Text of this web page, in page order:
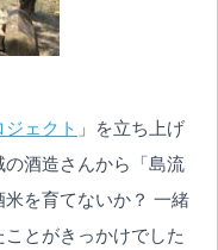
ェクト 」を立ち上げ
酒造さんから「島流
を育てないか？ 一緒
とがきっかけでした